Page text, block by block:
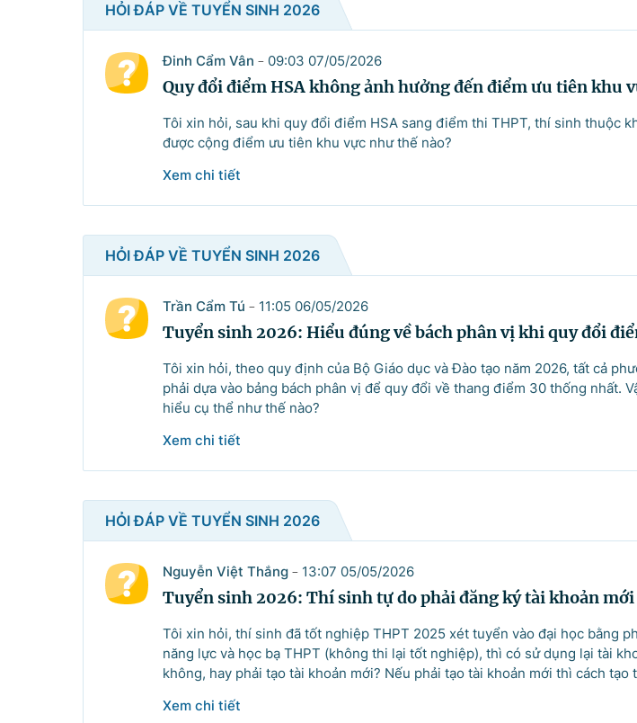
HỎI ĐÁP VỀ TUYỂN SINH 2026
Đinh Cẩm Vân - 09:03 07/05/2026
Quy đổi điểm HSA không ảnh hưởng đến điểm ưu tiên khu
Tôi xin hỏi, sau khi quy đổi điểm HSA sang điểm thi THPT, thí sinh thuộc
được cộng điểm ưu tiên khu vực như thế nào?
Xem chi tiết
HỎI ĐÁP VỀ TUYỂN SINH 2026
Trần Cẩm Tú - 11:05 06/05/2026
Tuyển sinh 2026: Hiểu đúng về bách phân vị khi quy đổi
Tôi xin hỏi, theo quy định của Bộ Giáo dục và Đào tạo năm 2026, tất cả
phải dựa vào bảng bách phân vị để quy đổi về thang điểm 30 thống nhất.
hiểu cụ thể như thế nào?
Xem chi tiết
HỎI ĐÁP VỀ TUYỂN SINH 2026
Nguyễn Việt Thắng - 13:07 05/05/2026
Tuyển sinh 2026: Thí sinh tự do phải đăng ký tài khoản
Tôi xin hỏi, thí sinh đã tốt nghiệp THPT 2025 xét tuyển vào đại học bằng
năng lực và học bạ THPT (không thi lại tốt nghiệp), thì có sử dụng lại tài
không, hay phải tạo tài khoản mới? Nếu phải tạo tài khoản mới thì cách tạo
Xem chi tiết